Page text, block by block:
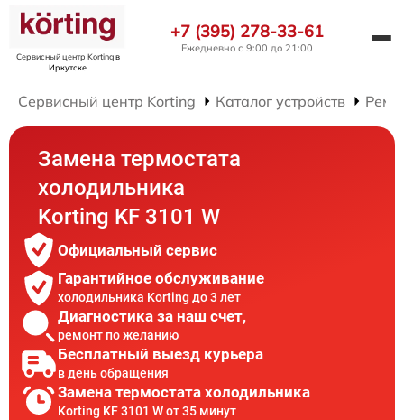
Сервисный центр Kortingв
Иркутске
+7 (395) 278-33-61
Ежедневно с 9:00 до 21:00
Сервисный центр Korting Каталог устройств
Замена термостата
холодильника
Korting KF 3101 W
Официальный сервис
Гарантийное обслуживание
холодильника Korting до 3 лет
Диагностика за наш счет,
ремонт по желанию
Бесплатный выезд курьера
в день обращения
Замена термостата холодильника
Korting KF 3101 W от 35 минут